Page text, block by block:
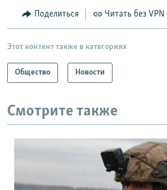
Поделиться Читать без VPN
Этот контент также в категориях
Общество Новости
Смотрите также